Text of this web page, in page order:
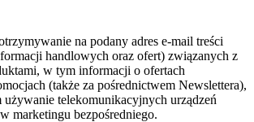
na podany adres e-mail treści
handlowych oraz ofert) związanych z
w tym informacji o ofertach
(także za pośrednictwem Newslettera),
używanie telekomunikacyjnych urządzeń
marketingu bezpośredniego.